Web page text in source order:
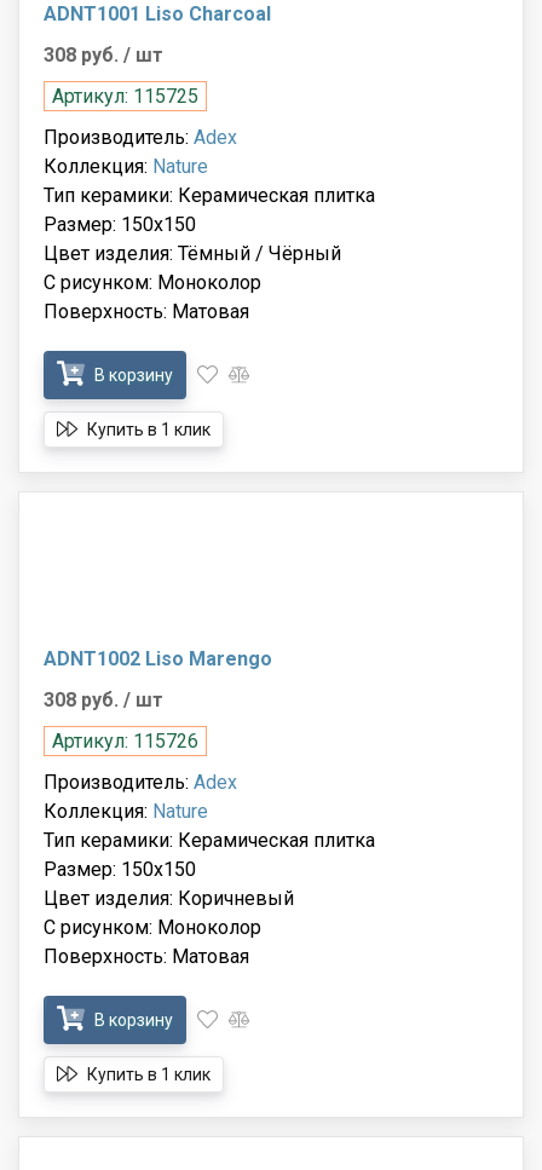
ADNT1001 Liso Charcoal
308 руб. / шт
Артикул: 115725
Производитель: Adex
Коллекция: Nature
Тип керамики: Керамическая плитка
Размер: 150x150
Цвет изделия: Тёмный / Чёрный
С рисунком: Моноколор
Поверхность: Матовая
В корзину
Купить в 1 клик
ADNT1002 Liso Marengo
308 руб. / шт
Артикул: 115726
Производитель: Adex
Коллекция: Nature
Тип керамики: Керамическая плитка
Размер: 150x150
Цвет изделия: Коричневый
С рисунком: Моноколор
Поверхность: Матовая
В корзину
Купить в 1 клик